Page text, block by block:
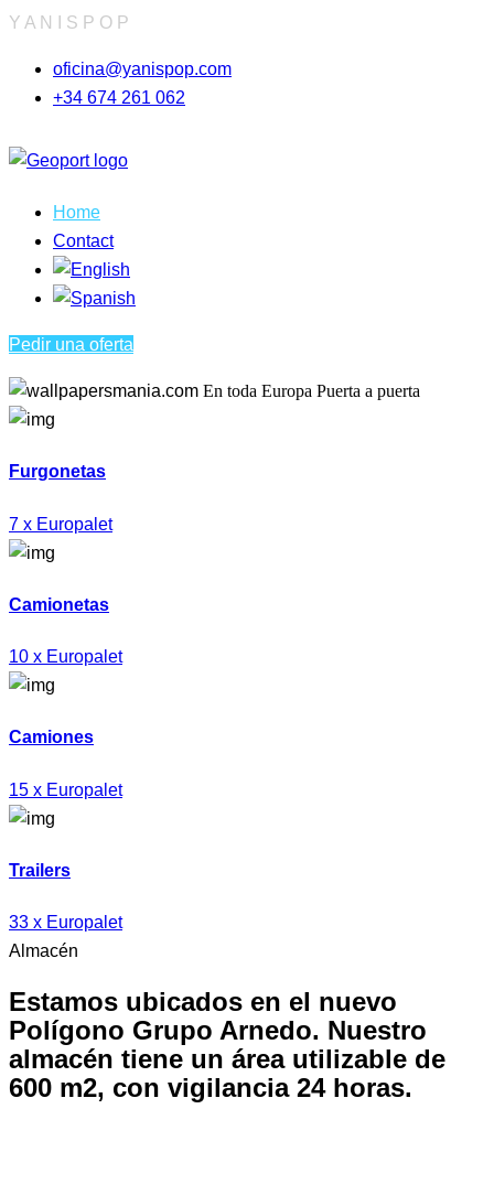
Y A N S P O P
oficina@yanispop.com
+34 674 261 062
Home
Contact
Pedir una oferta
En toda Europa Puerta a puerta
Furgonetas
7 x Europalet
Camionetas
10 x Europalet
Camiones
15 x Europalet
Trailers
33 x Europalet
Almacén
Estamos ubicados en el nuevo
Polígono Grupo Arnedo. Nuestro
almacén tiene un área utilizable de
600 m2, con vigilancia 24 horas.